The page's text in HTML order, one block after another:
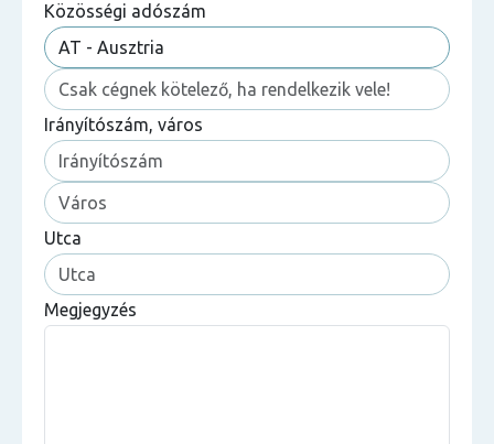
Közösségi adószám
Irányítószám, város
Utca
Megjegyzés